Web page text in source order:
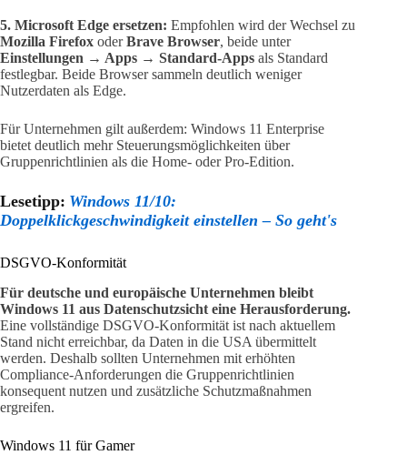
5. Microsoft Edge ersetzen: Empfohlen wird der Wechsel zu
Mozilla Firefox oderBrave Browser, beide unter
Einstellungen → Apps → Standard-Apps als Standard
festlegbar. Beide Browser sammeln deutlich weniger
Nutzerdaten als Edge.
Für Unternehmen gilt außerdem: Windows 11 Enterprise
bietet deutlich mehr Steuerungsmöglichkeiten über
Gruppenrichtlinien als die Home- oder Pro-Edition.
Lesetipp: Windows 11/10:
Doppelklickgeschwindigkeit einstellen – So geht's
DSGVO-Konformität
Für deutsche und europäische Unternehmen bleibt
Windows 11 aus Datenschutzsicht eine Herausforderung.
Eine vollständige DSGVO-Konformität ist nach aktuellem
Stand nicht erreichbar, da Daten in die USA übermittelt
werden. Deshalb sollten Unternehmen mit erhöhten
Compliance-Anforderungen die Gruppenrichtlinien
konsequent nutzen und zusätzliche Schutzmaßnahmen
ergreifen.
Windows 11 für Gamer